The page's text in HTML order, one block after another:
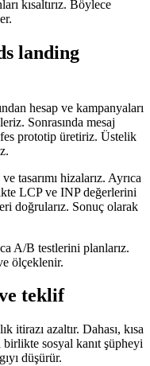
kısaltırız. Böylece
landing
hesap ve kampanyaları
Sonrasında mesaj
prototip üretiriz. Üstelik
tasarımı hizalarız. Ayrıca
LCP ve INP değerlerini
doğrularız. Sonuç olarak
A/B testlerini planlarız.
ölçeklenir.
teklif
itirazı azaltır. Dahası, kısa
sosyal kanıt şüpheyi
düşürür.